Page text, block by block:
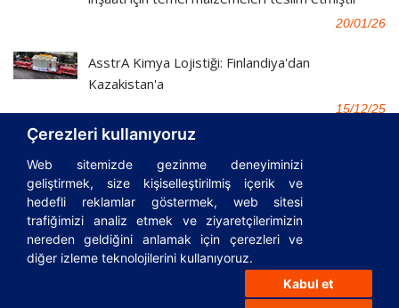
Çerezleri kullanıyoruz
Web sitemizde gezinme deneyiminizi
geliştirmek, size kişiselleştirilmiş içerik ve
hedefli reklamlar göstermek, web sitesi
trafiğimizi analiz etmek ve ziyaretçilerimizin
nereden geldiğini anlamak için çerezleri ve
diğer izleme teknolojilerini kullanıyoruz.
Kabul et
20/01/26
AsstrA Kimya Lojistiği: Finlandiya'dan
Kazakistan'a
15/12/25
TÜM YAYINLAR
© 1995-2026AsstrA-Associated Traffic AG|Incoterms
Lojistik rehberi Privacy Policy | Cookies Policy |FAQ|